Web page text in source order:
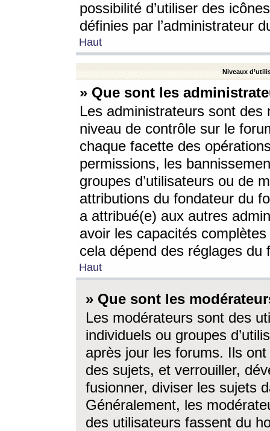
possibilité d’utiliser des
définies par l’administrateur
Haut
Niveaux
» Que sont les
Les administrateurs sont
niveau de contrôle sur le
chaque facette des
permissions, les
groupes d’utilisateurs ou de
attributions du fondateur du
a attribué(e) aux autres
avoir les capacités
cela dépend des réglages du
Haut
» Que sont les
Les modérateurs sont des
individuels ou groupes
après jour les forums. Ils ont
des sujets, et verrouiller,
fusionner, diviser les sujets
Généralement, les
des utilisateurs fassent du